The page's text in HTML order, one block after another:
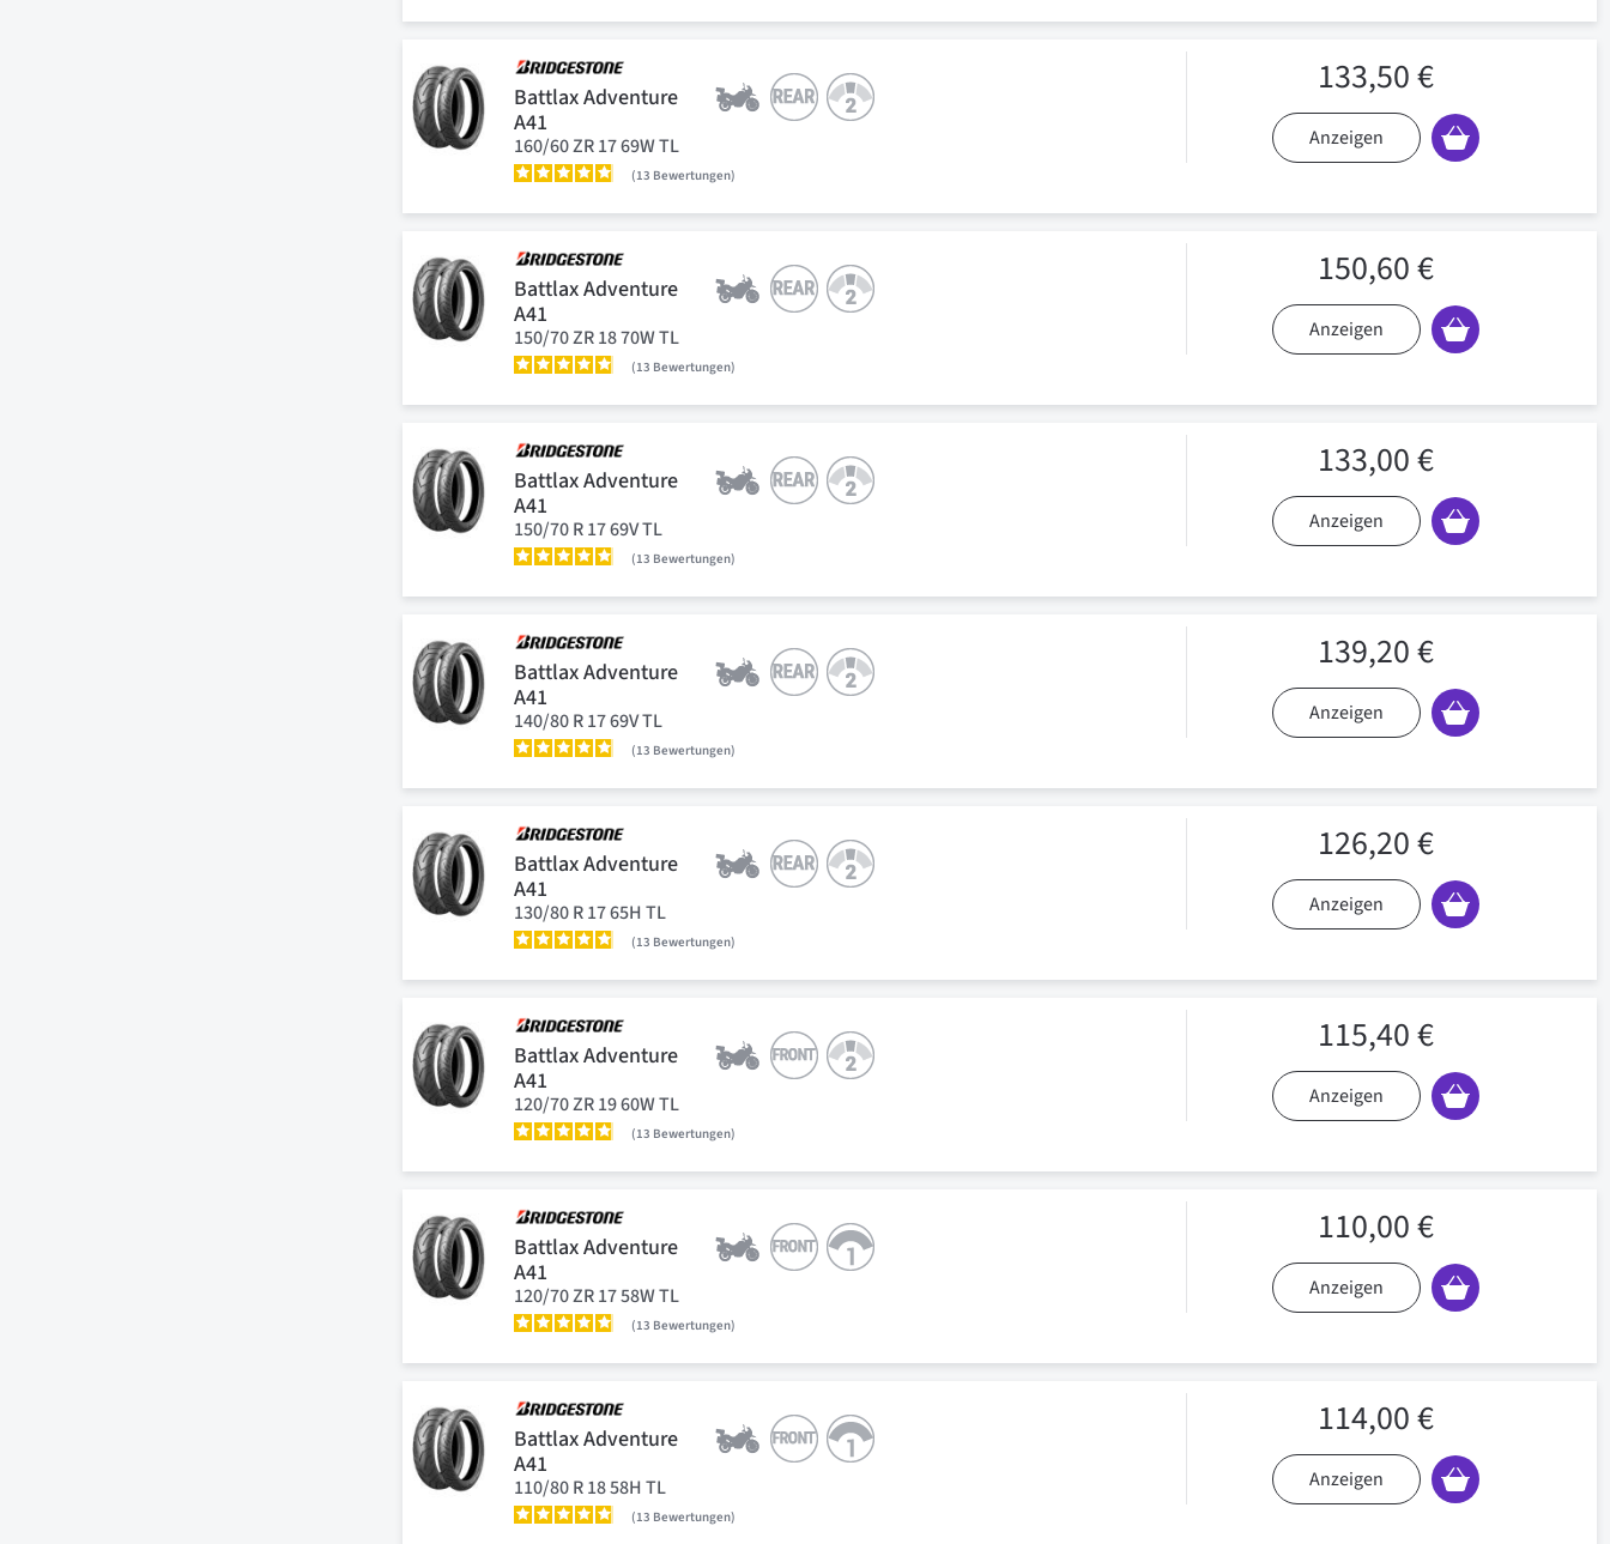
Battlax Adventure
A41
160/60 ZR 17 69W TL
13 Bewertungen
133,50 €
Anzeigen
Battlax Adventure
A41
150/70 ZR 18 70W TL
13 Bewertungen
150,60 €
Anzeigen
Battlax Adventure
A41
150/70 R 17 69V TL
13 Bewertungen
133,00 €
Anzeigen
Battlax Adventure
A41
140/80 R 17 69V TL
13 Bewertungen
139,20 €
Anzeigen
Battlax Adventure
A41
130/80 R 17 65H TL
13 Bewertungen
126,20 €
Anzeigen
Battlax Adventure
A41
120/70 ZR 19 60W TL
13 Bewertungen
115,40 €
Anzeigen
Battlax Adventure
A41
120/70 ZR 17 58W TL
13 Bewertungen
110,00 €
Anzeigen
Battlax Adventure
A41
110/80 R 18 58H TL
13 Bewertungen
114,00 €
Anzeigen